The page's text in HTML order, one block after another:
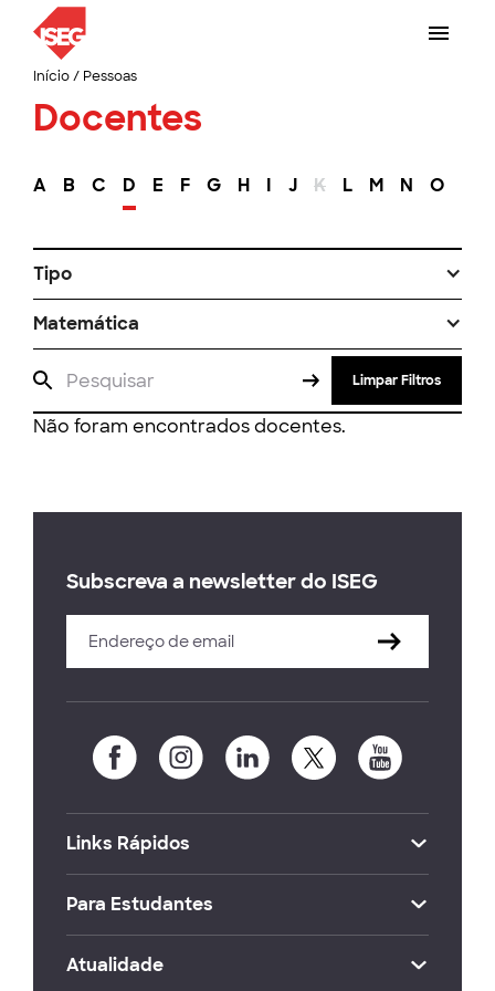
Início/ Pessoas
Docentes
A B C D E F G H I J K L M N O
Tipo
Matemática
Limpar Filtros
Não foram encontrados docentes.
Subscreva a newsletter do ISEG
Links Rápidos
Para Estudantes
Atualidade